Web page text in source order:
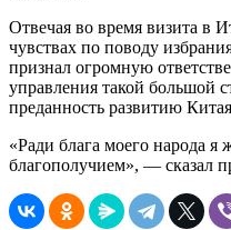
Отвечая во время визита в
чувствах по поводу
признал огромную
управления такой большой
преданность развитию
«Ради блага моего народа
благополучием», — сказал